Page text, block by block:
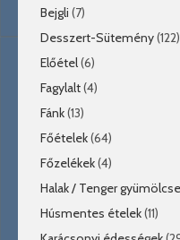
Bejgli (7)
Desszert-Sütemény(122)
Előétel(6)
Fagylalt(4)
Fánk(13)
Főételek(64)
Főzelékek(4)
Halak / Tenger
Húsmentes ételek(11)